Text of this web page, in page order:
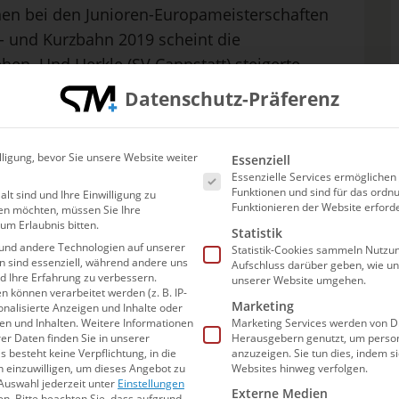
bei den Junioren-Europameisterschaften
Kurzbahn 2019 scheint die
Und Herkle (SV Cannstatt) steigerte
für Tokio fehlt beiden damit nur
im Mai in Budapest, aber wenn es zu
Olympia 2024 natürlich nur zu
Alexander Kreisel.
vom dreiwöchigen Höhentraining in
Anpassung in den nächsten Wochen
schon noch etwas schneller
Selin gut in Schuss
Datenschutz-Präferenz
bevor Sie unsere Website weiter
sind und Ihre Einwilligung zu
möchten, müssen Sie Ihre
Erlaubnis bitten.
andere Technologien auf unserer
sind essenziell, während andere uns
Ihre Erfahrung zu verbessern.
können verarbeitet werden (z. B. IP-
Anzeigen und Inhalte oder
und Inhalten.Weitere Informationen
Daten finden Sie in unserer
besteht keine Verpflichtung, in die
um dieses Angebot zu
jederzeit unter Einstellungen
Es folgt eine Liste der
Essenziell
Essenzielle Services
Funktionen und sind für das
Funktionieren der Website
Statistik
Statistik-Cookies sammeln
Aufschluss darüber geben, wie
unserer Website umgehen.
Marketing
Marketing Services werden von
Herausgebern genutzt, um
anzuzeigen. Sie tun dies, indem
Websites hinweg verfolgen.
Externe Medien